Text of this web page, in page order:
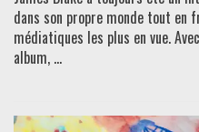
dans son propre monde tout en
médiatiques les plus en vue.
album, ...